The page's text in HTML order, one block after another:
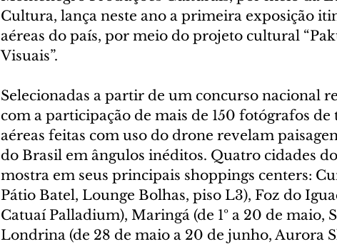
Cultura, lança neste ano a primeira exposição
aéreas do país, por meio do projeto cultural
Visuais”.
Selecionadas a partir de um concurso nacional
com a participação de mais de 150 fotógrafos de
aéreas feitas com uso do drone revelam
do Brasil em ângulos inéditos. Quatro cidades
mostra em seus principais shoppings centers:
Pátio Batel, Lounge Bolhas, piso L3), Foz do
Catuaí Palladium), Maringá (de 1º a 20 de maio,
Londrina (de 28 de maio a 20 de junho, Aurora